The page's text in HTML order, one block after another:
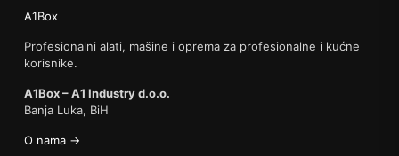
A1Box
Profesionalni alati, mašine i oprema za profesionalne i kućne
korisnike.
A1Box – A1 Industry d.o.o.
Banja Luka, BiH
O nama →